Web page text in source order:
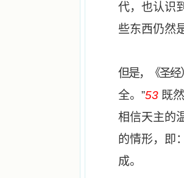
代，也认识
些东西仍然
但是，《圣经
全。 ”53 既
相信天主的
的情形，即
成。